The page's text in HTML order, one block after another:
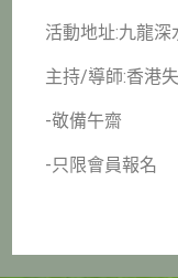
活動地址:九龍
主持/導師:香港
-敬備午齋
-只限會員報名